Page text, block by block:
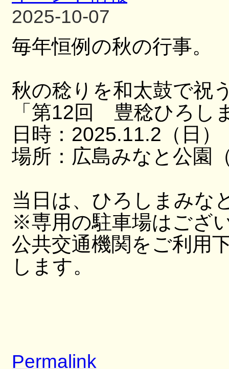
2025-10-07
毎年恒例の秋の行事。
秋の稔りを和太鼓で祝
「第12回 豊稔ひろし
日時：2025.11.2（日
場所：広島みなと公園
当日は、ひろしまみな
※専用の駐車場はござ
公共交通機関をご利用
します。
Permalink